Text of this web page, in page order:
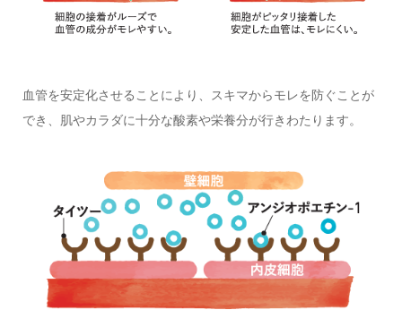
血管を安定化させることにより、スキマからモレを防ぐことが
でき、肌やカラダに十分な酸素や栄養分が行きわたります。